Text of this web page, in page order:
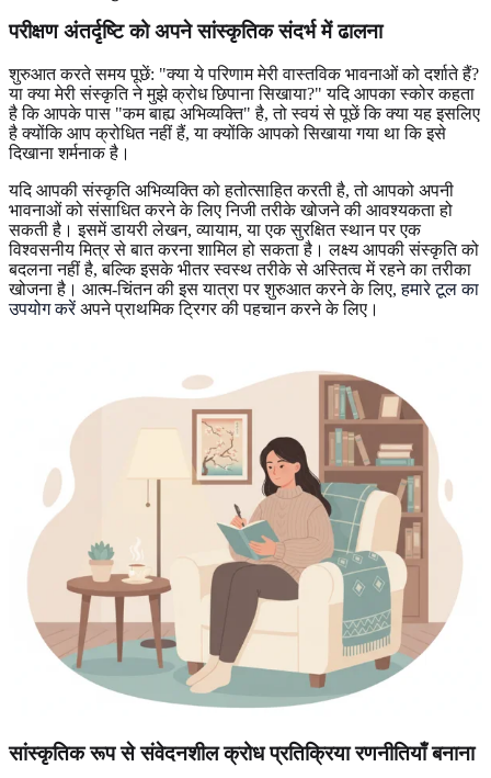
परीक्षण अंतर्दृष्टि को अपने सांस्कृतिक संदर्भ में ढालना
शुरुआत करते समय पूछें: "क्या ये परिणाम मेरी वास्तविक भावनाओं को दर्शाते हैं?
या क्या मेरी संस्कृति ने मुझे क्रोध छिपाना सिखाया?" यदि आपका स्कोर कहता
है कि आपके पास "कम बाह्य अभिव्यक्ति" है, तो स्वयं से पूछें कि क्या यह इसलिए
है क्योंकि आप क्रोधित नहीं हैं, या क्योंकि आपको सिखाया गया था कि इसे
दिखाना शर्मनाक है।
यदि आपकी संस्कृति अभिव्यक्ति को हतोत्साहित करती है, तो आपको अपनी
भावनाओं को संसाधित करने के लिए निजी तरीके खोजने की आवश्यकता हो
सकती है। इसमें डायरी लेखन, व्यायाम, या एक सुरक्षित स्थान पर एक
विश्वसनीय मित्र से बात करना शामिल हो सकता है। लक्ष्य आपकी संस्कृति को
बदलना नहीं है, बल्कि इसके भीतर स्वस्थ तरीके से अस्तित्व में रहने का तरीका
खोजना है। आत्म-चिंतन की इस यात्रा पर शुरुआत करने के लिए,हमारे टूल का
उपयोग करेंअपने प्राथमिक ट्रिगर की पहचान करने के लिए।
सांस्कृतिक रूप से संवेदनशील क्रोध प्रतिक्रिया रणनीतियाँ बनाना